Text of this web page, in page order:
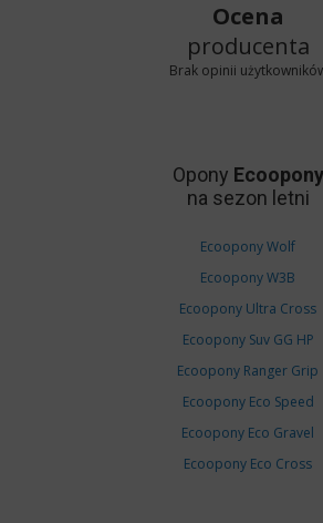
Ocena
producenta
Brak opinii
Opony Ecoopony
na sezon letni
Ecoopony Wolf
Ecoopony W3B
Ecoopony Ultra Cross
Ecoopony Suv GG HP
Ecoopony Ranger Grip
Ecoopony Eco Speed
Ecoopony Eco Gravel
Ecoopony Eco Cross